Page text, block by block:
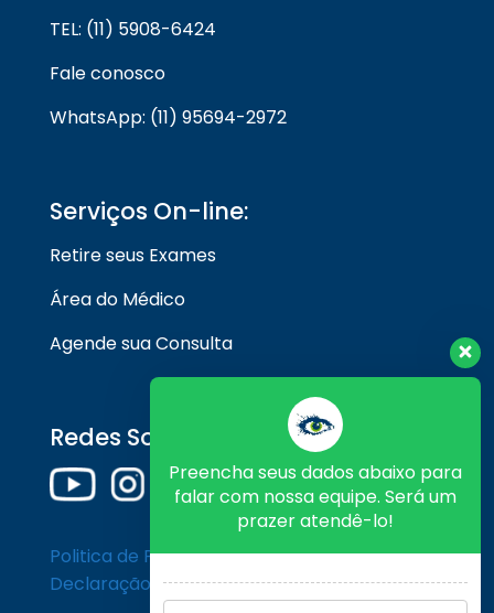
TEL: (11) 5908-6424
Fale conosco
WhatsApp: (11) 95694-2972
Serviços On-line:
Retire seus Exames
Área do Médico
Agende sua Consulta
Redes Sociais
Politica de Privacidade
Declaração de Cookies
Preencha seus dados abaixo para
falar com nossa equipe. Será um
prazer atendê-lo!